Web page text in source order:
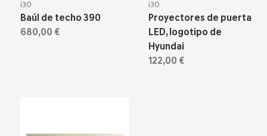
i30
Baúl de techo 390
680,00 €
i30
Proyectores de puerta
LED, logotipo de
Hyundai
122,00 €